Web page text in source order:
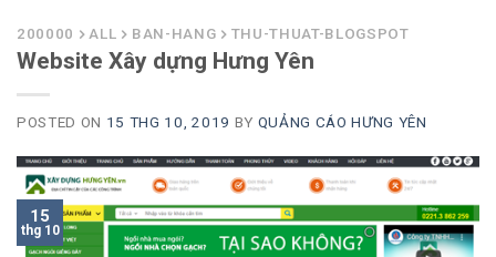
200000 ALL BAN-HANG THU-THUAT-BLOGSPOT
Website Xây dựng Hưng Yên
POSTED ON 15 THG 10, 2019 BY QUẢNG CÁO HƯNG YÊN
15
thg 10